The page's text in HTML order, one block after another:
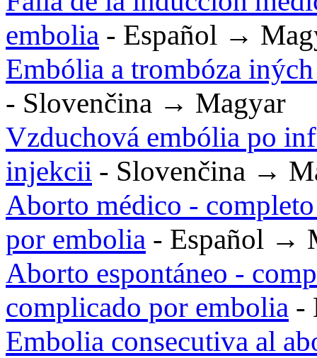
embolia - Español →
Embólia a trombóza
- Slovenčina → Magyar
Vzduchová embólia po
injekcii - Slovenčina →
Aborto médico -
por embolia - Español →
Aborto espontáneo -
complicado por embolia -
Embolia consecutiva al